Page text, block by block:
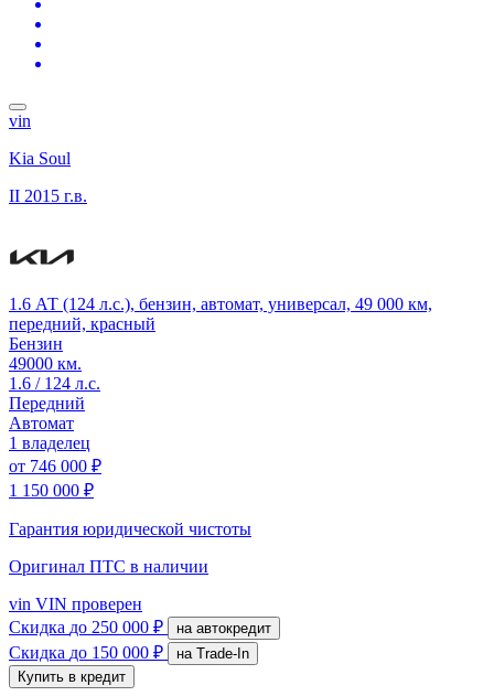
vin
Kia Soul
II 2015 г.в.
1.6 АТ (124 л.с.), бензин, автомат, универсал, 49 000 км,
передний, красный
Бензин
49000 км.
1.6 / 124 л.с.
Передний
Автомат
1 владелец
от 746 000 ₽
1 150 000 ₽
Гарантия юридической чистоты
Оригинал ПТС в наличии
vin VIN проверен
Скидка до 250 000 ₽ на автокредит
Скидка до 150 000 ₽
на Trade-In
Купить в кредит